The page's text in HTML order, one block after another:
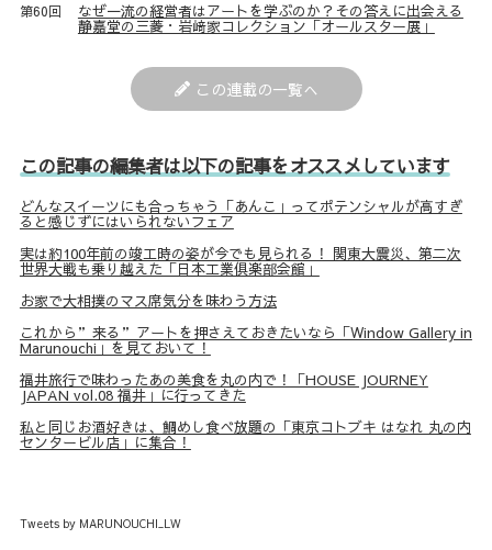
第60回 なぜ一流の経営者はアートを学ぶのか？その答えに出会える
静嘉堂の三菱・岩﨑家コレクション「オールスター展」
この連載の一覧へ
この記事の編集者は以下の記事をオススメしています
どんなスイーツにも合っちゃう「あんこ」ってポテンシャルが高すぎ
ると感じずにはいられないフェア
実は約100年前の竣工時の姿が今でも見られる！ 関東大震災、第二次
世界大戦も乗り越えた「日本工業俱楽部会館」
お家で大相撲のマス席気分を味わう方法
これから”来る”アートを押さえておきたいなら「Window Gallery in
Marunouchi」を見ておいて！
福井旅行で味わったあの美食を丸の内で！「HOUSE JOURNEY
JAPAN vol.08 福井」に行ってきた
私と同じお酒好きは、鯛めし食べ放題の「東京コトブキ はなれ 丸の内
センタービル店」に集合！
Tweets by MARUNOUCHI_LW